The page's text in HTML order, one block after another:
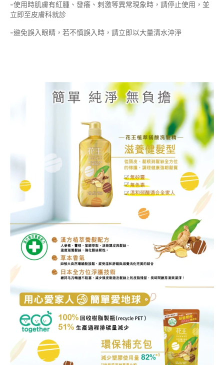
-使用時肌膚有紅腫、發癢、刺激等異常現象時，請停止使用，並
立即至皮膚科就診
-避免誤入眼睛，若不慎誤入時，請立即以大量清水沖淨